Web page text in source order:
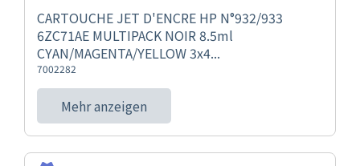
CARTOUCHE JET D'ENCRE HP N°932/933
6ZC71AE MULTIPACK NOIR 8.5ml
CYAN/MAGENTA/YELLOW 3x4...
7002282
Mehr anzeigen